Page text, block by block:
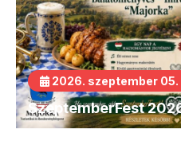
2026. szeptember 05.
SzeptemberFest